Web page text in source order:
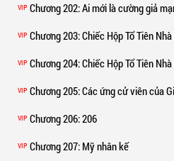
VIP Chương 202: Ai mới là cường giả
VIP Chương 203: Chiếc Hộp Tổ Tiên
VIP Chương 204: Chiếc Hộp Tổ Tiên
VIP Chương 205: Các ứng cử viên của
VIP Chương 206: 206
VIP Chương 207: Mỹ nhân kế